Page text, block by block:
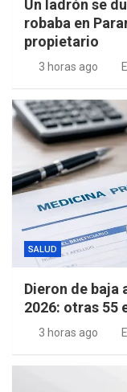
Un ladrón se
robaba en
propietario
3 horas ago
SALUD
Dieron de baja
2026: otras 55
3 horas ago